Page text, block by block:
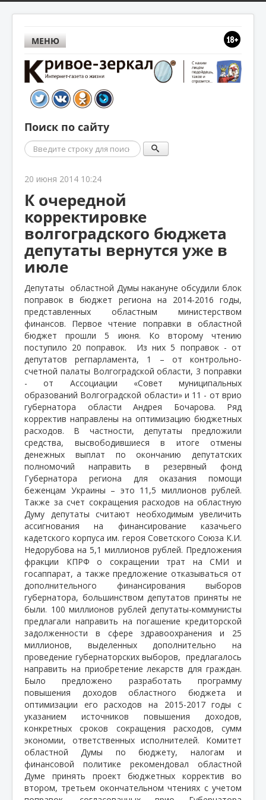
МЕНЮ
Поиск по сайту
Поиск
20 июня 2014 10:24
К очередной
корректировке
волгоградского бюджета
депутаты вернутся уже в
июле
Депутаты областной Думы накануне обсудили блок
поправок в бюджет региона на 2014-2016 годы,
представленных областным министерством
финансов. Первое чтение поправки в областной
бюджет прошли 5 июня. Ко второму чтению
поступило 20 поправок.
Из них 5 поправок - от
депутатов регпарламента, 1 – от контрольно-
счетной палаты Волгоградской области, 3 поправки
- от Ассоциации «Совет муниципальных
образований Волгоградской области» и 11 - от врио
губернатора области Андрея Бочарова. Ряд
корректив направлены на оптимизацию бюджетных
расходов. В частности, депутаты предложили
средства, высвободившиеся в итоге отмены
денежных выплат по окончанию депутатских
полномочий направить в резервный фонд
Губернатора региона для оказания помощи
беженцам Украины – это 11,5 миллионов рублей.
Также за счет сокращения расходов на областную
Думу депутаты считают необходимым увеличить
ассигнования на финансирование казачьего
кадетского корпуса им. героя Советского Союза К.И.
Недорубова на 5,1 миллионов рублей. Предложения
фракции КПРФ о сокращении трат на СМИ и
госаппарат, а также предложение отказываться от
дополнительного финансирования выборов
губернатора, большинством депутатов приняты не
были. 100 миллионов рублей депутаты-коммунисты
предлагали направить на погашение кредиторской
задолженности в сфере здравоохранения и 25
миллионов, выделенных дополнительно на
проведение губернаторских выборов, предлагалось
направить на приобретение лекарств для граждан.
Было предложено разработать программу
повышения доходов областного бюджета и
оптимизации его расходов на 2015-2017 годы с
указанием источников повышения доходов,
конкретных сроков сокращения расходов, сумм
экономии, ответственных исполнителей. Комитет
областной Думы по бюджету, налогам и
финансовой политике рекомендовал областной
Думе принять проект бюджетных корректив во
втором, третьем окончательном чтениях с учетом